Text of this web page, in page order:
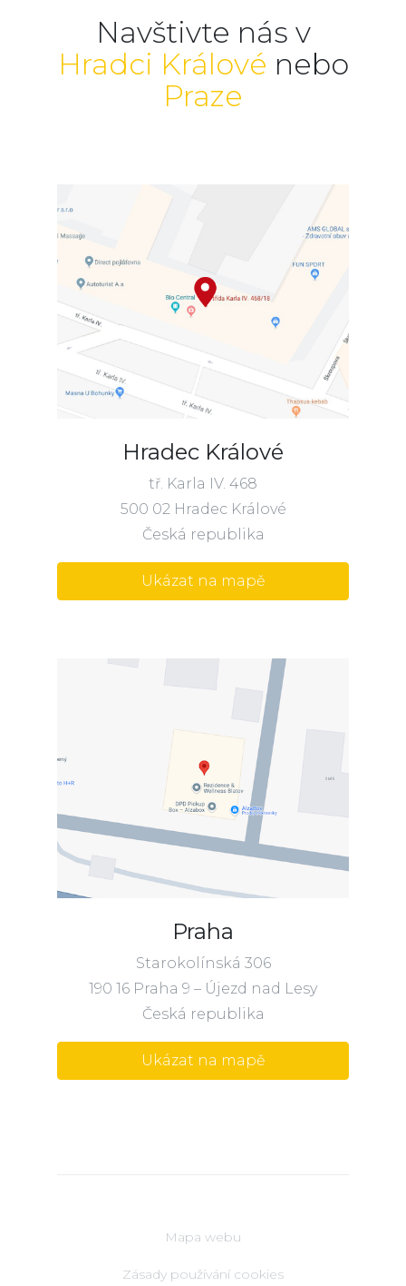
Navštivte nás v
Hradci Králové nebo
Praze
Hradec Králové
tř. Karla IV. 468
500 02 Hradec Králové
Česká republika
Ukázat na mapě
Praha
Starokolínská 306
190 16 Praha 9 – Újezd nad Lesy
Česká republika
Ukázat na mapě
Mapa webu
Zásady používání cookies